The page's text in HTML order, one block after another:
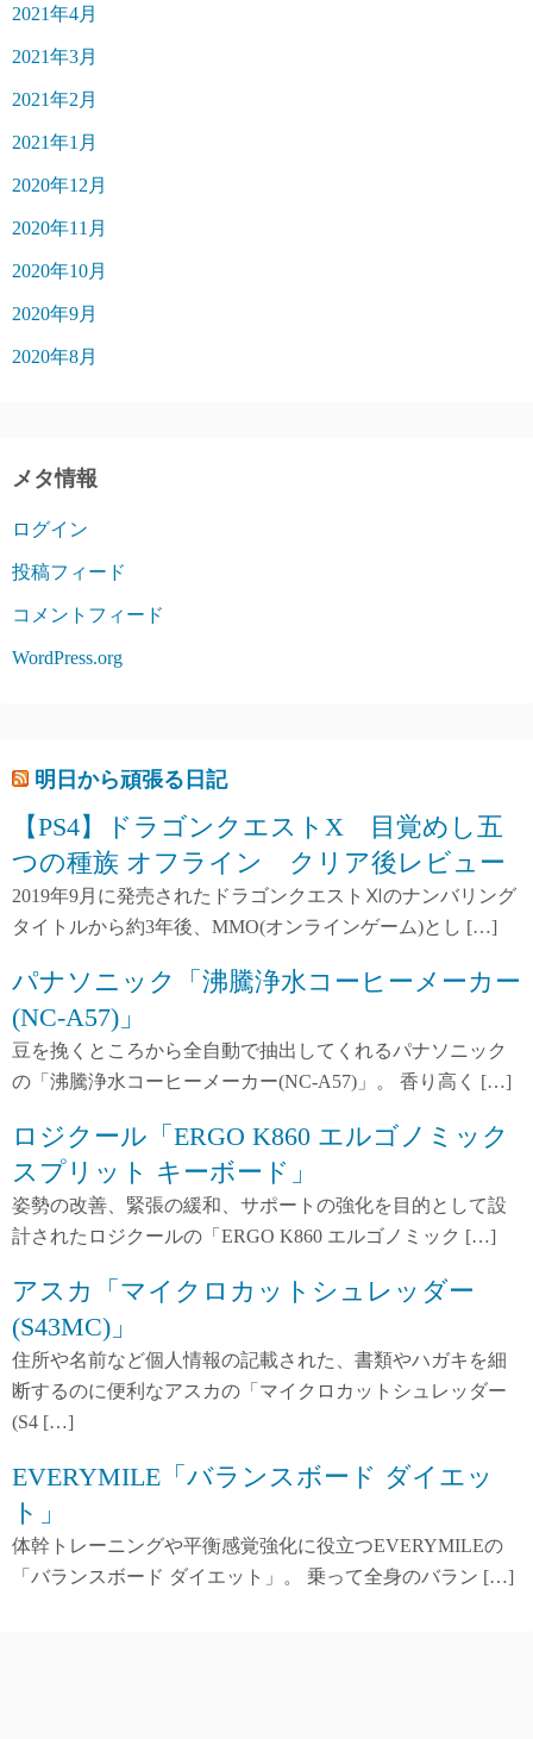
2021年4月
2021年3月
2021年2月
2021年1月
2020年12月
2020年11月
2020年10月
2020年9月
2020年8月
メタ情報
ログイン
投稿フィード
コメントフィード
WordPress.org
明日から頑張る日記
【PS4】ドラゴンクエストX 目覚めし五
つの種族 オフライン クリア後レビュー
2019年9月に発売されたドラゴンクエストⅪのナンバリング
タイトルから約3年後、MMO(オンラインゲーム)とし […]
パナソニック「沸騰浄水コーヒーメーカー
(NC-A57)」
豆を挽くところから全自動で抽出してくれるパナソニック
の「沸騰浄水コーヒーメーカー(NC-A57)」。 香り高く […]
ロジクール「ERGO K860 エルゴノミック
スプリット キーボード」
姿勢の改善、緊張の緩和、サポートの強化を目的として設
計されたロジクールの「ERGO K860 エルゴノミック […]
アスカ「マイクロカットシュレッダー
(S43MC)」
住所や名前など個人情報の記載された、書類やハガキを細
断するのに便利なアスカの「マイクロカットシュレッダー
(S4 […]
EVERYMILE「バランスボード ダイエッ
ト」
体幹トレーニングや平衡感覚強化に役立つEVERYMILEの
「バランスボード ダイエット」。 乗って全身のバラン […]